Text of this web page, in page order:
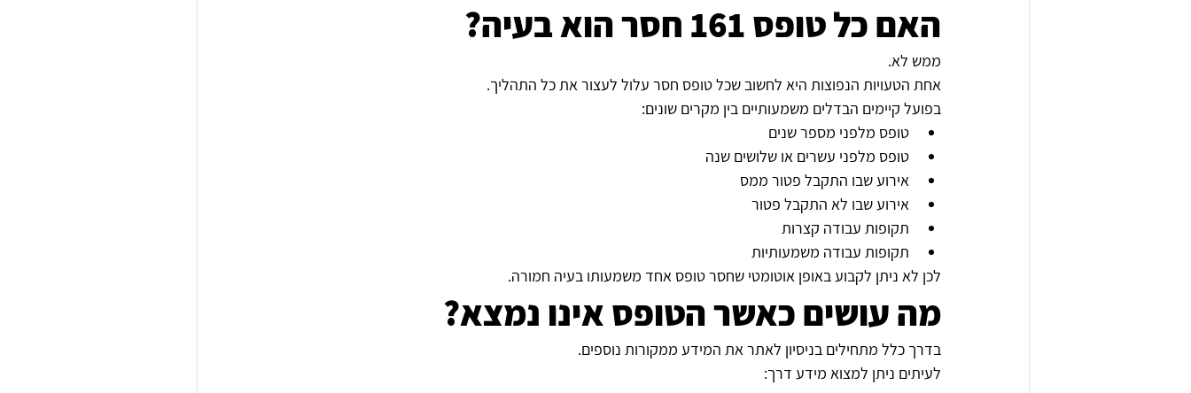
האם כל טופס 161 חסר הוא בעיה?
ממש לא.
אחת הטעויות הנפוצות היא לחשוב שכל טופס חסר עלול לעצור את כל התהליך.
בפועל קיימים הבדלים משמעותיים בין מקרים שונים:
טופס מלפני מספר שנים
טופס מלפני עשרים או שלושים שנה
אירוע שבו התקבל פטור ממס
אירוע שבו לא התקבל פטור
תקופות עבודה קצרות
תקופות עבודה משמעותיות
לכן לא ניתן לקבוע באופן אוטומטי שחסר טופס אחד משמעותו בעיה חמורה.
מה עושים כאשר הטופס אינו נמצא?
בדרך כלל מתחילים בניסיון לאתר את המידע ממקורות נוספים.
לעיתים ניתן למצוא מידע דרך: